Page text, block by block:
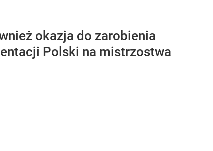
okazja do zarobienia
Polski na mistrzostwa